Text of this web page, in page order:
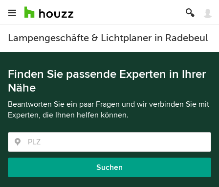
Lampengeschäfte & Lichtplaner in Radebeul
Finden Sie passende Experten in Ihrer
Nähe
Beantworten Sie ein paar Fragen und wir verbinden Sie mit
Experten, die Ihnen helfen können.
Suchen